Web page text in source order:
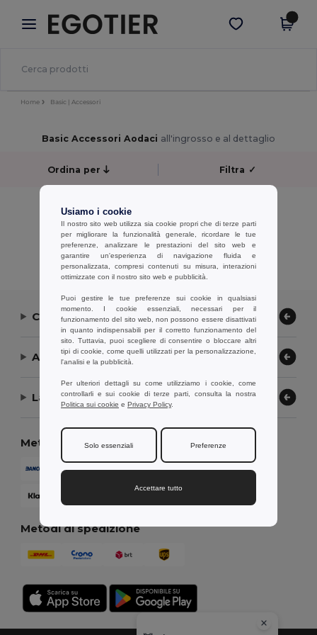
× App Egotier
Prezzi migliori sull'app!
Scarica app
Home Basic | Accessori
Basic Accessori Aodaci all'ingrosso e al dettaglio
Ordina per Filtra ✓
Visualizzazione Di Tutti I Prodotti.
Contattaci
Aiuto or Assistenza
La nostra azienda
Metodi di pagamento
Metodi di spedizione
Usiamo i cookie
Il nostro sito web utilizza sia cookie propri che di terze parti
per migliorare la funzionalità generale, ricordare le tue
preferenze, analizzare le prestazioni del sito web e
garantire un'esperienza di navigazione fluida e
personalizzata, compresi contenuti su misura, interazioni
ottimizzate con il nostro sito web e pubblicità.
Puoi gestire le tue preferenze sui cookie in qualsiasi
momento. I cookie essenziali, necessari per il
funzionamento del sito web, non possono essere disattivati
in quanto indispensabili per il corretto funzionamento del
sito. Tuttavia, puoi scegliere di consentire o bloccare altri
tipi di cookie, come quelli utilizzati per la personalizzazione,
l'analisi e la pubblicità.
Per ulteriori dettagli su come utilizziamo i cookie, come
controllarli e sui cookie di terze parti, consulta la nostra
Politica sui cookie e Privacy Policy.
Solo essenziali Preferenze
Accettare tutto